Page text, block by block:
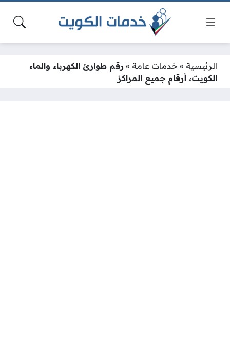
الرئيسية » خدمات عامة » رقم طوارئ الكهرباء والماء
الكويت، أرقام جميع المراكز